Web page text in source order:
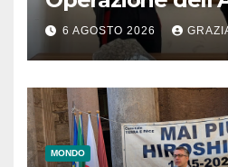
6 AGOSTO 2026
MONDO